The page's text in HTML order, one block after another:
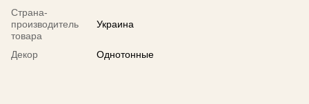
Страна-
производитель
товара
Украина
Декор Однотонные